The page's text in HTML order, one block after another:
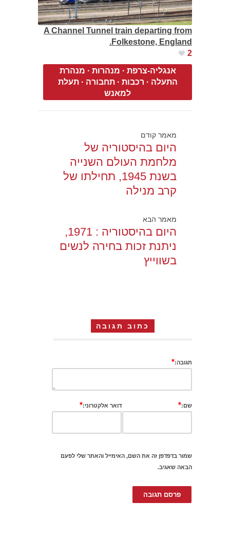
A Channel Tunnel train departing from
Folkestone, England.
2
אנגליה-צרפת · מנהרות · מנהרת
התעלה · רכבות ·תחבורה ·תעלת
למאנש
מאמר קודם
היום בהיסטוריה של
מלחמת העולם השנייה
בשנת 1945, תחילתו של
קרב מנילה
מאמר הבא
היום בהיסטוריה : 1971,
ניתנת זכות בחירה לנשים
בשווייץ
כתוב תגובה
תגובה:*
שם:* דואר אלקטרוני:*
שמור בדפדפן זה את השם, האימייל והאתר שלי לפעם
הבאה שאגיב.